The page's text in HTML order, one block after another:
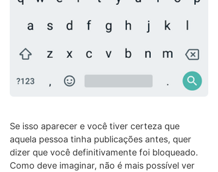
Se isso aparecer e você tiver certeza que
aquela pessoa tinha publicações antes, quer
dizer que você definitivamente foi bloqueado.
Como deve imaginar, não é mais possível ver